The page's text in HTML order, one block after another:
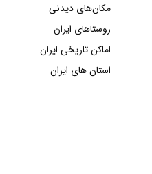
مکان‌های دیدنی
روستاهای ایران
اماکن تاریخی ایران
استان های ایران